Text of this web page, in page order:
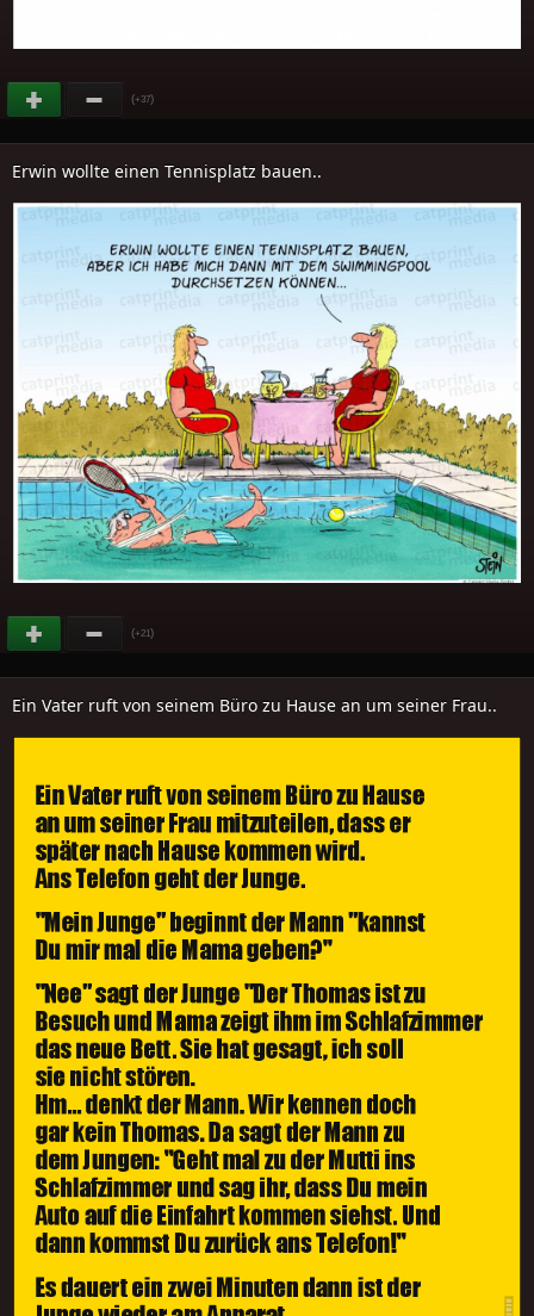
(+37)
Erwin wollte einen Tennisplatz bauen..
(+21)
Ein Vater ruft von seinem Büro zu Hause an um seiner Frau..